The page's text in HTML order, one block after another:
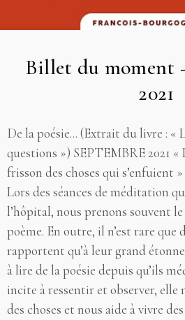
Billet du moment
2021
De la poésie... (Extrait du livre : «
questions ») SEPTEMBRE 2021 «
frisson des choses qui s’enfuient
Lors des séances de méditation
l’hôpital, nous prenons souvent
poème. En outre, il n’est rare
rapportent qu’à leur grand
à lire de la poésie depuis qu’ils
incite à ressentir et observer, elle
des choses et nous aide à vivre